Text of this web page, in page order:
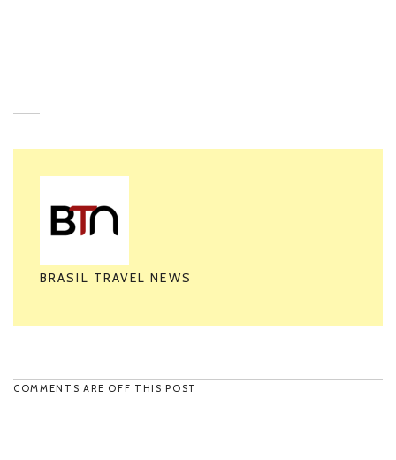
BRASIL TRAVEL NEWS
COMMENTS ARE OFF THIS POST